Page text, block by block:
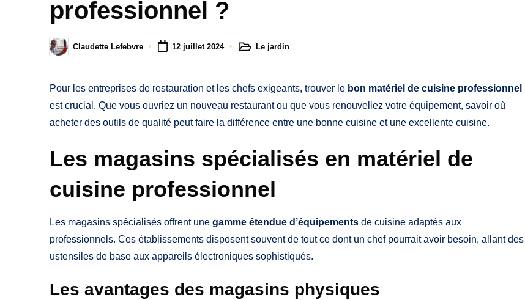
professionnel ?
PostedClaudette Lefebvre 12 juillet 2024
PostedLe jardin
Pour les entreprises de restauration et les chefs exigeants, trouver le bon matériel de cuisine professionnel
est crucial. Que vous ouvriez un nouveau restaurant ou que vous renouveliez votre équipement, savoir où
acheter des outils de qualité peut faire la différence entre une bonne cuisine et une excellente cuisine.
Les magasins spécialisés en matériel de
cuisine professionnel
Les magasins spécialisés offrent une gamme étendue d’équipements de cuisine adaptés aux
professionnels. Ces établissements disposent souvent de tout ce dont un chef pourrait avoir besoin, allant des
ustensiles de base aux appareils électroniques sophistiqués.
Les avantages des magasins physiques